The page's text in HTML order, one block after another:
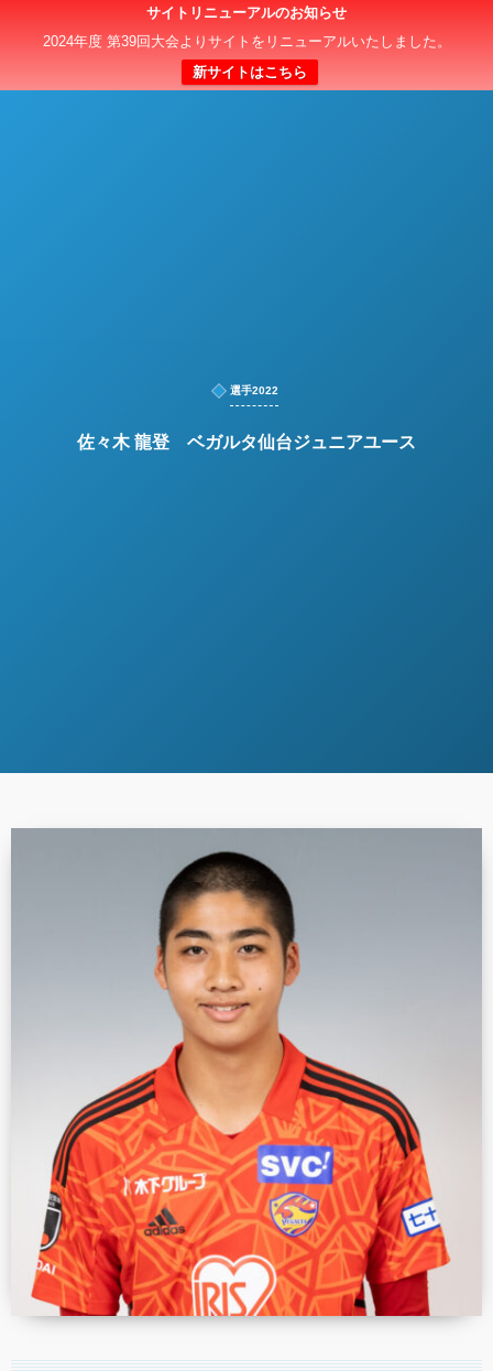
サイトリニューアルのお知らせ
2024年度 第39回大会よりサイトをリニューアルいたしました。
新サイトはこちら
日本クラブユースサッカー選手権（U-15）大会
選手2022
佐々木 龍登 ベガルタ仙台ジュニアユース